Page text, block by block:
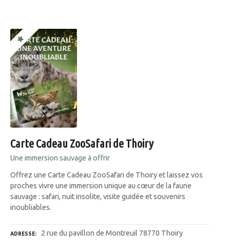
Carte Cadeau ZooSafari de Thoiry
Une immersion sauvage à offrir
Offrez une Carte Cadeau ZooSafari de Thoiry et laissez vos
proches vivre une immersion unique au cœur de la faune
sauvage : safari, nuit insolite, visite guidée et souvenirs
inoubliables.
ADRESSE 2 rue du pavillon de Montreuil 78770 Thoiry